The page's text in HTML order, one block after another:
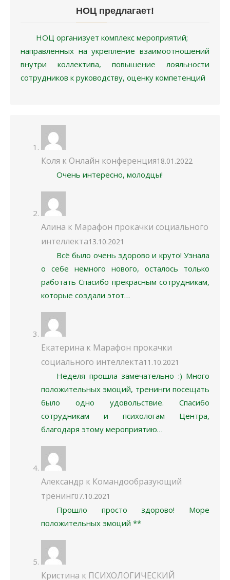
НОЦ предлагает!
НОЦ организует комплекс мероприятий;
направленных на укрепление взаимоотношений
внутри коллектива, повышение лояльности
сотрудников к руководству, оценку компетенций
Коля к Онлайн конференция18.01.2022
Очень интересно, молодцы!
Алина к Марафон прокачки социального
интеллекта13.10.2021
Всё было очень здорово и круто! Узнала
о себе немного нового, осталось только
работать Спасибо прекрасным сотрудникам,
которые создали этот…
Екатерина к Марафон прокачки
социального интеллекта11.10.2021
Неделя прошла замечательно :) Много
положительных эмоций, тренинги посещать
было одно удовольствие. Спасибо
сотрудникам и психологам Центра,
благодаря этому мероприятию…
Александр к Командообразующий
тренинг07.10.2021
Прошло просто здорово! Море
положительных эмоций **
Кристина к ПСИХОЛОГИЧЕСКИЙ